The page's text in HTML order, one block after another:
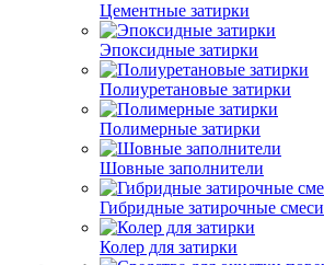
Цементные затирки
Эпоксидные затирки
Полиуретановые затирки
Полимерные затирки
Шовные заполнители
Гибридные затирочные смеси
Колер для затирки